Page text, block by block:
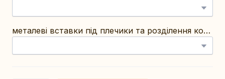
металеві вставки під плечики та розділення корпусів